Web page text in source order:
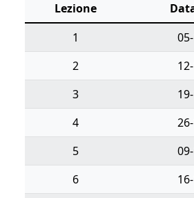
Lezione
1
2
3
4
5
6